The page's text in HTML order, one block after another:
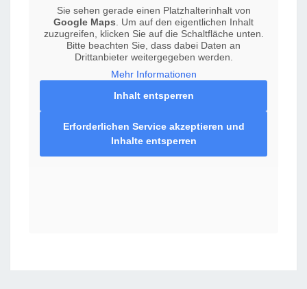
Sie sehen gerade einen Platzhalterinhalt von
Google Maps . Um auf den eigentlichen Inhalt
zuzugreifen, klicken Sie auf die Schaltfläche unten.
Bitte beachten Sie, dass dabei Daten an
Drittanbieter weitergegeben werden.
Mehr Informationen
Inhalt entsperren
Erforderlichen Service akzeptieren und
Inhalte entsperren